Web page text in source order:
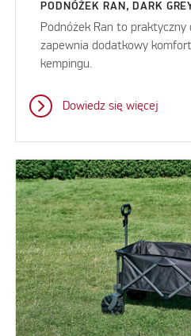
PODNÓŻEK RAN, DARK
Podnóżek Ran to
zapewnia dodatkowy
kempingu.
Dowiedz się więcej